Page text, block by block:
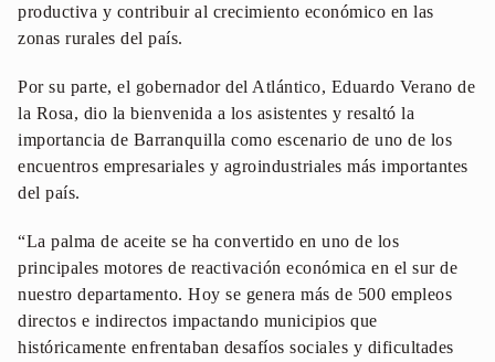
productiva y contribuir al crecimiento económico en las
zonas rurales del país.
Por su parte, el gobernador del Atlántico, Eduardo Verano de
la Rosa, dio la bienvenida a los asistentes y resaltó la
importancia de Barranquilla como escenario de uno de los
encuentros empresariales y agroindustriales más importantes
del país.
“La palma de aceite se ha convertido en uno de los
principales motores de reactivación económica en el sur de
nuestro departamento. Hoy se genera más de 500 empleos
directos e indirectos impactando municipios que
históricamente enfrentaban desafíos sociales y dificultades